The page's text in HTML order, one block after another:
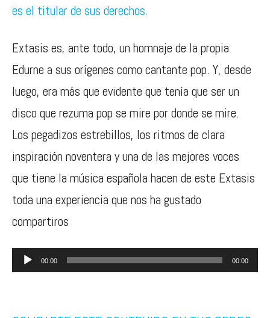
Extasis es, ante todo, un homnaje de la propia
Edurne a sus orígenes como cantante pop. Y, desde
luego, era más que evidente que tenía que ser un
disco que rezuma pop se mire por donde se mire.
Los pegadizos estrebillos, los ritmos de clara
inspiración noventera y una de las mejores voces
que tiene la música española hacen de este Extasis
toda una experiencia que nos ha gustado
compartiros
Reproductor
00:00 00:00